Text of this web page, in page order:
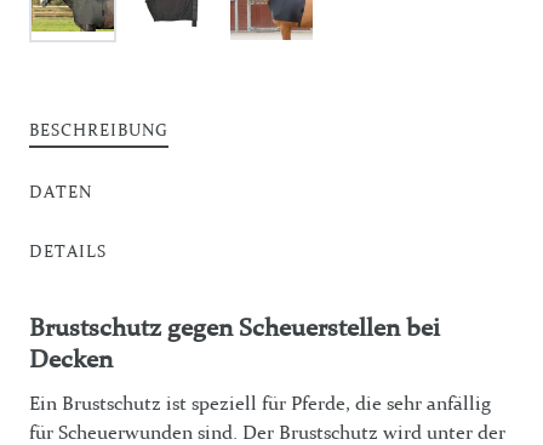
BESCHREIBUNG
DATEN
DETAILS
Brustschutz gegen Scheuerstellen bei
Decken
Ein Brustschutz ist speziell für Pferde, die sehr anfällig
für Scheuerwunden sind. Der Brustschutz wird unter der